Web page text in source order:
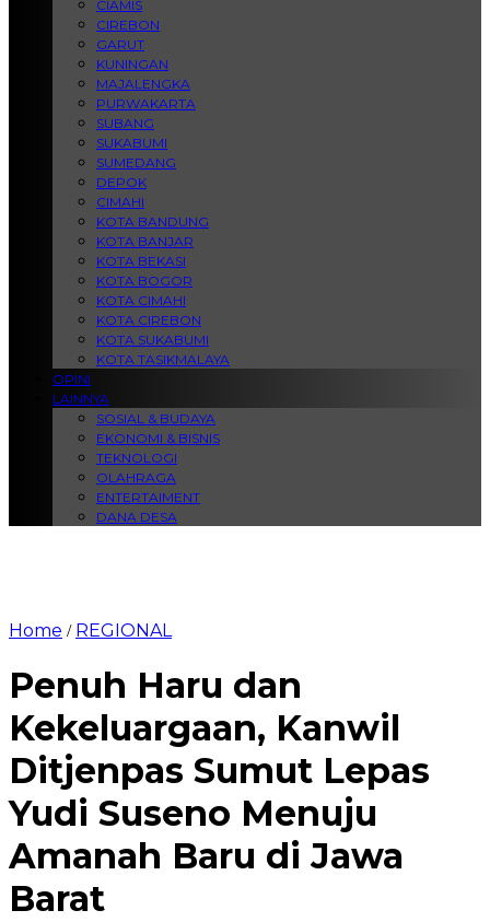
CIAMIS
CIREBON
GARUT
KUNINGAN
MAJALENGKA
PURWAKARTA
SUBANG
SUKABUMI
SUMEDANG
DEPOK
CIMAHI
KOTA BANDUNG
KOTA BANJAR
KOTA BEKASI
KOTA BOGOR
KOTA CIMAHI
KOTA CIREBON
KOTA SUKABUMI
KOTA TASIKMALAYA
OPINI
LAINNYA
SOSIAL & BUDAYA
EKONOMI & BISNIS
TEKNOLOGI
OLAHRAGA
ENTERTAIMENT
DANA DESA
Home / REGIONAL
Penuh Haru dan
Kekeluargaan, Kanwil
Ditjenpas Sumut Lepas
Yudi Suseno Menuju
Amanah Baru di Jawa
Barat